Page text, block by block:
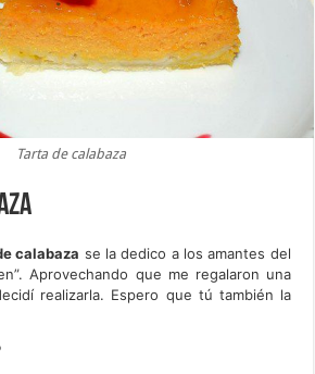
Tarta de calabaza
calabaza se la dedico a los amantes del
Aprovechando que me regalaron una
realizarla. Espero que tú también la